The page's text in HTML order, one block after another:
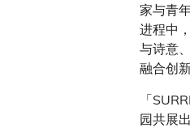
家与青
进程中
与诗意
融合创
「
园共展